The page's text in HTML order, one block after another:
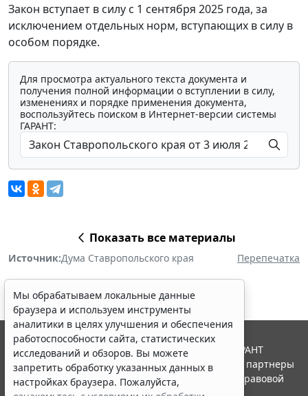
Закон вступает в силу с 1 сентября 2025 года, за
исключением отдельных норм, вступающих в силу в
особом порядке.
Для просмотра актуального текста документа и
получения полной информации о вступлении в силу,
изменениях и порядке применения документа,
воспользуйтесь поиском в Интернет-версии системы
ГАРАНТ:
Показать все материалы
Источник:Дума Ставропольского края Перепечатка
Мы обрабатываем локальные данные
браузера и используем инструменты
аналитики в целях улучшения и обеспечения
работоспособности сайта, статистических
исследований и обзоров. Вы можете
запретить обработку указанных данных в
настройках браузера. Пожалуйста,
© ООО "НПП "ГАРАНТ-СЕРВИС", 2026. Система ГАРАНТ
выпускается с 1990 года. Компания "Гарант" и ее партнеры
являются участниками Российской ассоциации правовой
информации ГАРАНТ.